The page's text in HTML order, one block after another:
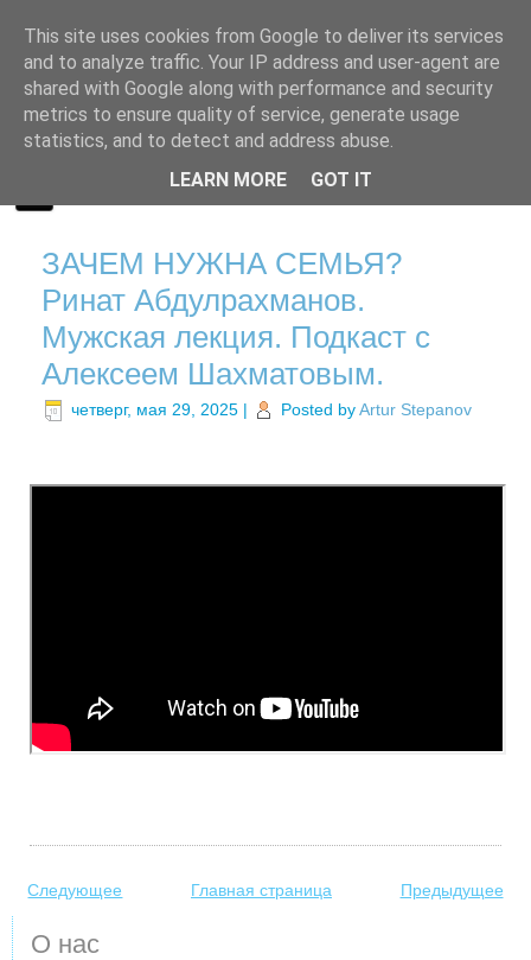
ЗАЧЕМ НУЖНА СЕМЬЯ?
Ринат Абдулрахманов.
Мужская лекция. Подкаст с
Алексеем Шахматовым.
четверг, мая 29, 2025 | Posted byArtur Stepanov
Следующее Предыдущее
Главная страница
О нас
This site uses cookies from Google to deliver its services
and to analyze traffic. Your IP address and user-agent are
shared with Google along with performance and security
metrics to ensure quality of service, generate usage
statistics, and to detect and address abuse.
LEARN MORE
GOT IT